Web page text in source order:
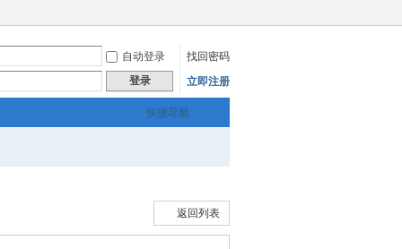
自动登录
找回密码
登录 立即注册
快捷导航
返回列表